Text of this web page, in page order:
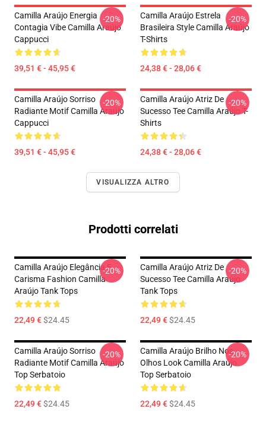
Camilla Araújo Energia
Contagia Vibe Camilla Araújo
Cappucci
39,51 € - 45,95 €
-20%
Camilla Araújo Estrela
Brasileira Style Camilla Araújo
T-Shirts
24,38 € - 28,06 €
-20%
Camilla Araújo Sorriso
Radiante Motif Camilla Araújo
Cappucci
39,51 € - 45,95 €
-20%
Camilla Araújo Atriz De
Sucesso Tee Camilla Araújo T-
Shirts
24,38 € - 28,06 €
-20%
VISUALIZZA ALTRO
Prodotti correlati
Camilla Araújo Elegância E
Carisma Fashion Camilla
Araújo Tank Tops
22,49 €$24.45
-20%
Camilla Araújo Atriz De
Sucesso Tee Camilla Araújo
Tank Tops
22,49 €$24.45
-20%
Camilla Araújo Sorriso
Radiante Motif Camilla Araújo
Top Serbatoio
22,49 €$24.45
-20%
Camilla Araújo Brilho Nos
Olhos Look Camilla Araújo
Top Serbatoio
22,49 €$24.45
-20%